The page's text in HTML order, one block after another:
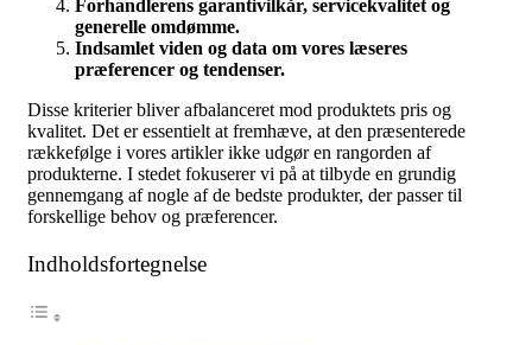
Forhandlerens garantivilkår, servicekvalitet og
generelle omdømme.
Indsamlet viden og data om vores læseres
præferencer og tendenser.
Disse kriterier bliver afbalanceret mod produktets pris og
kvalitet. Det er essentielt at fremhæve, at den præsenterede
rækkefølge i vores artikler ikke udgør en rangorden af
produkterne. I stedet fokuserer vi på at tilbyde en grundig
gennemgang af nogle af de bedste produkter, der passer til
forskellige behov og præferencer.
Indholdsfortegnelse